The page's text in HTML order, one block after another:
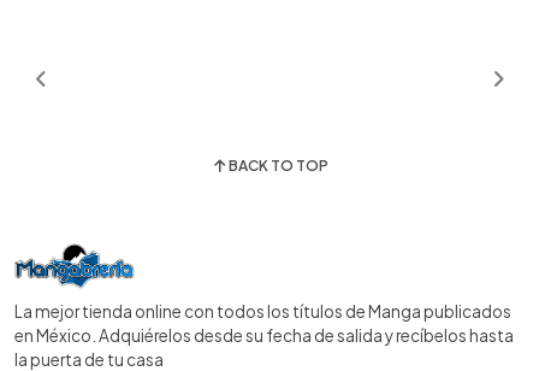
BACK TO TOP
La mejor tienda online con todos los títulos de Manga publicados
en México. Adquiérelos desde su fecha de salida y recíbelos hasta
la puerta de tu casa